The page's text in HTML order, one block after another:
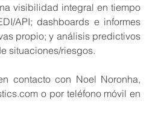
visibilidad integral en tiempo
API; dashboards e informes
propio; y análisis predictivos
situaciones/riesgos.
contacto con Noel Noronha,
o por teléfono móvil en